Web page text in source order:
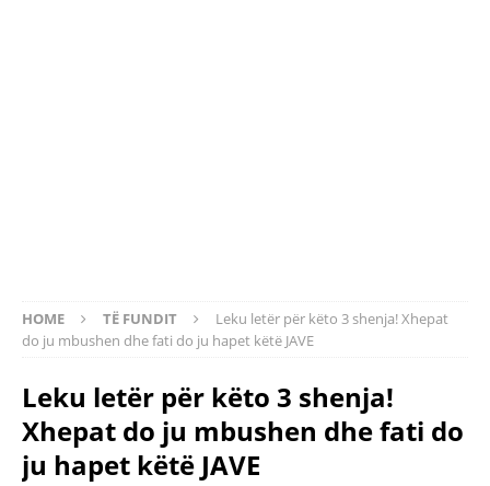
HOME TË FUNDIT
Leku letër për këto 3 shenja! Xhepat
do ju mbushen dhe fati do ju hapet këtë JAVE
Leku letër për këto 3 shenja!
Xhepat do ju mbushen dhe fati do
ju hapet këtë JAVE